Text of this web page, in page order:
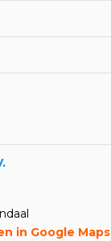
in Google Maps